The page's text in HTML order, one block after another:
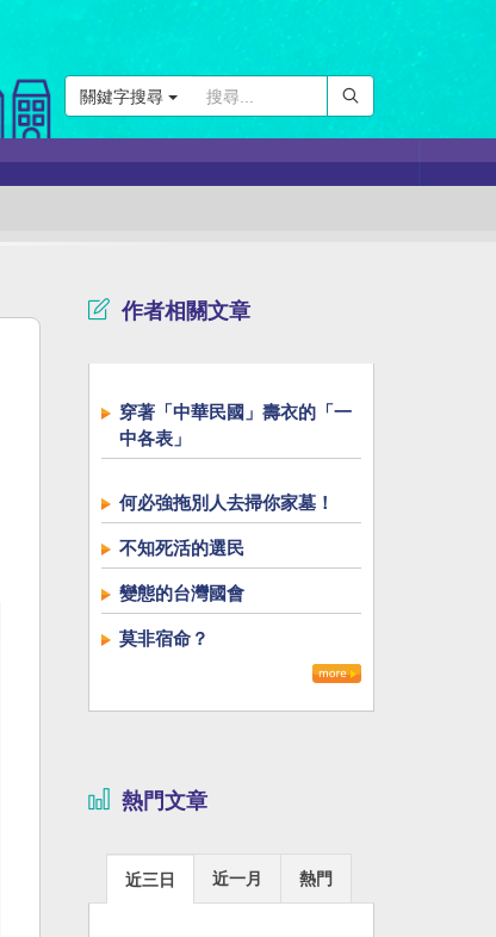
關鍵字搜尋
作者相關文章
穿著「中華民國」壽衣的「一
中各表」
何必強拖別人去掃你家墓！
不知死活的選民
變態的台灣國會
莫非宿命？
熱門文章
近三日 近一月 熱門